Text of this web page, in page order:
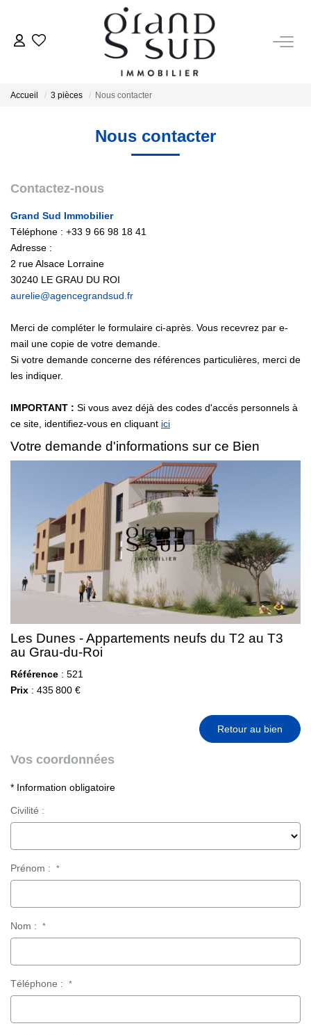
NOS BIENS À LA VENTE
Nos Locations Annuelles
Service De Conciergerie Bord De Mer
Service Syndic
Service Gestion
ESTIMER VOTRE BIEN
Notre Équipe
CONTACT
EXTRANET
Syndic
Comptabilité Propriétaires De Locations Saisonnières
Accueil 3 pièces Nous contacter
Nous contacter
Contactez-nous
Grand Sud Immobilier
Téléphone : +33 9 66 98 18 41
Adresse :
2 rue Alsace Lorraine
30240 LE GRAU DU ROI
aurelie@agencegrandsud.fr
Merci de compléter le formulaire ci-après. Vous recevrez par e-
mail une copie de votre demande.
Si votre demande concerne des références particulières, merci de
les indiquer.
IMPORTANT : Si vous avez déjà des codes d'accés personnels à
ce site, identifiez-vous en cliquant ici
Votre demande d'informations sur ce Bien
Les Dunes - Appartements neufs du T2 au T3
au Grau-du-Roi
Référence : 521
Prix : 435 800 €
Retour au bien
Vos coordonnées
* Information obligatoire
Civilité :
Prénom : *
Nom : *
Téléphone : *